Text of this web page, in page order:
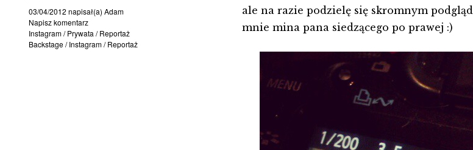
03/04/2012 napisał(a) Adam
Napisz komentarz
Instagram/Prywata /Reportaż
Backstage/Instagram/Reportaż
ale na razie podzielę się skromnym
mnie mina pana siedzącego po prawej :)